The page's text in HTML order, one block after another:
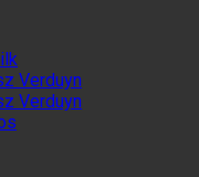
Verduyn
Verduyn